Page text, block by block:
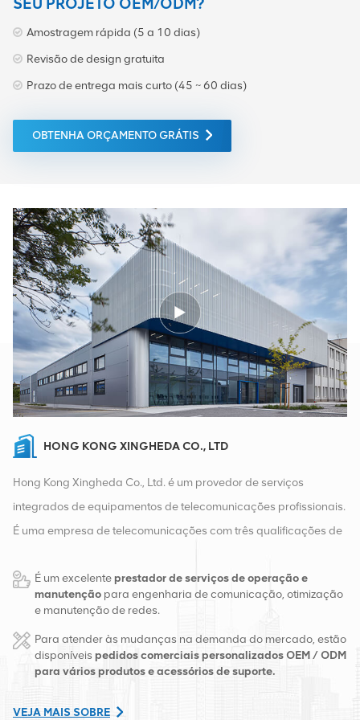
Amostragem rápida (5 a 10 dias)
Revisão de design gratuita
Prazo de entrega mais curto (45 ~ 60 dias)
OBTENHA ORÇAMENTO GRÁTIS
HONG KONG XINGHEDA CO., LTD
Hong Kong Xingheda Co., Ltd. é um provedor de serviços
integrados de equipamentos de telecomunicações profissionais.
É uma empresa de telecomunicações com três qualificações de
empresa possui dois armazéns inteligentes e centros de
distribuição de fábrica em Changsha e Hong Kong. Em 2016,
China. Com sede na China, realizamos negócios internacionais
no Sudeste Asiático, Europa, Estados Unidos, África e Rússia,
É um excelenteprestador de serviços de operação e
manutenção para engenharia de comunicação, otimização
e manutenção de redes.
Para atender às mudanças na demanda do mercado, estão
disponíveispedidos comerciais personalizados OEM / ODM
para vários produtos e acessórios de suporte.
VEJA MAIS SOBRE